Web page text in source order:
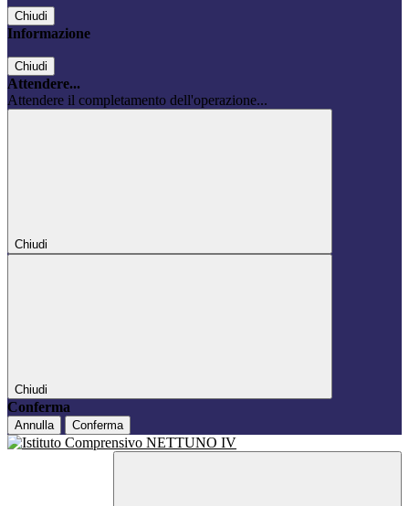
Chiudi
Informazione
Chiudi
Attendere...
Attendere il completamento dell'operazione...
Chiudi
Chiudi
Conferma
Annulla Conferma